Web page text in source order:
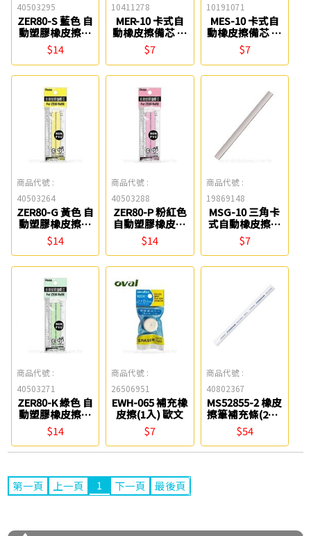
40503295
ZER80-S 藍色 自
動塑膠橡皮擦替
芯(2入) Pentel
$14
10411278
MER-10 卡式自
動橡皮擦備芯 白
金
$7
10191071
MES-10 卡式自
動橡皮擦備芯 白
金
$7
商品代號 :
40503264
ZER80-G 黃色 自
動塑膠橡皮擦替
芯(2入) Pentel
$14
商品代號 :
40503288
ZER80-P 粉紅色
自動塑膠橡皮擦
替芯(2入)
Pentel
$14
商品代號 :
19869148
MSG-10 三角卡
式自動橡皮擦備
芯 白金
$7
商品代號 :
40503271
ZER80-K 綠色 自
動塑膠橡皮擦替
芯(2入) Pentel
$14
商品代號 :
26506951
EWH-065 補充橡
皮擦(1入) 歐文
$7
商品代號 :
40802367
MS52855-2 橡皮
擦筆補充條(2入)
STAEDTLER 施
德樓
$54
第一頁 上一頁 1 下一頁 最後頁